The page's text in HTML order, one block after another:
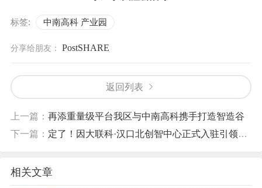
标签: 中南高科 产业园
分享给朋友： PostSHARE
返回列表
上一篇： 再添重量级平台我区与中南高科携手打造智造谷
下一篇： 定了！因大联科·汉口北创智中心正式入驻引领中部智能制造新浪潮
相关文章